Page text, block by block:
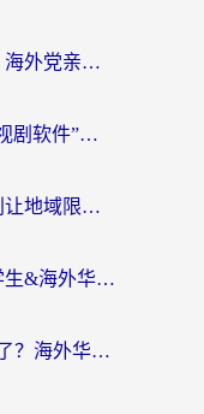
国外可以看央视影音吗知乎？海外党亲测有效的回国加速方案
海外党必看：选对“海外看电视剧软件”，再也不用愁国内剧刷不了
国外如何听国内音乐软件？别让地域限制，断了你的中文歌单
海外哪里能看奥运直播？留学生&海外华人必看的体育赛事观赛终极指南
12123交管在国外怎么使用不了？海外华人必看的无缝访问国内资源指南